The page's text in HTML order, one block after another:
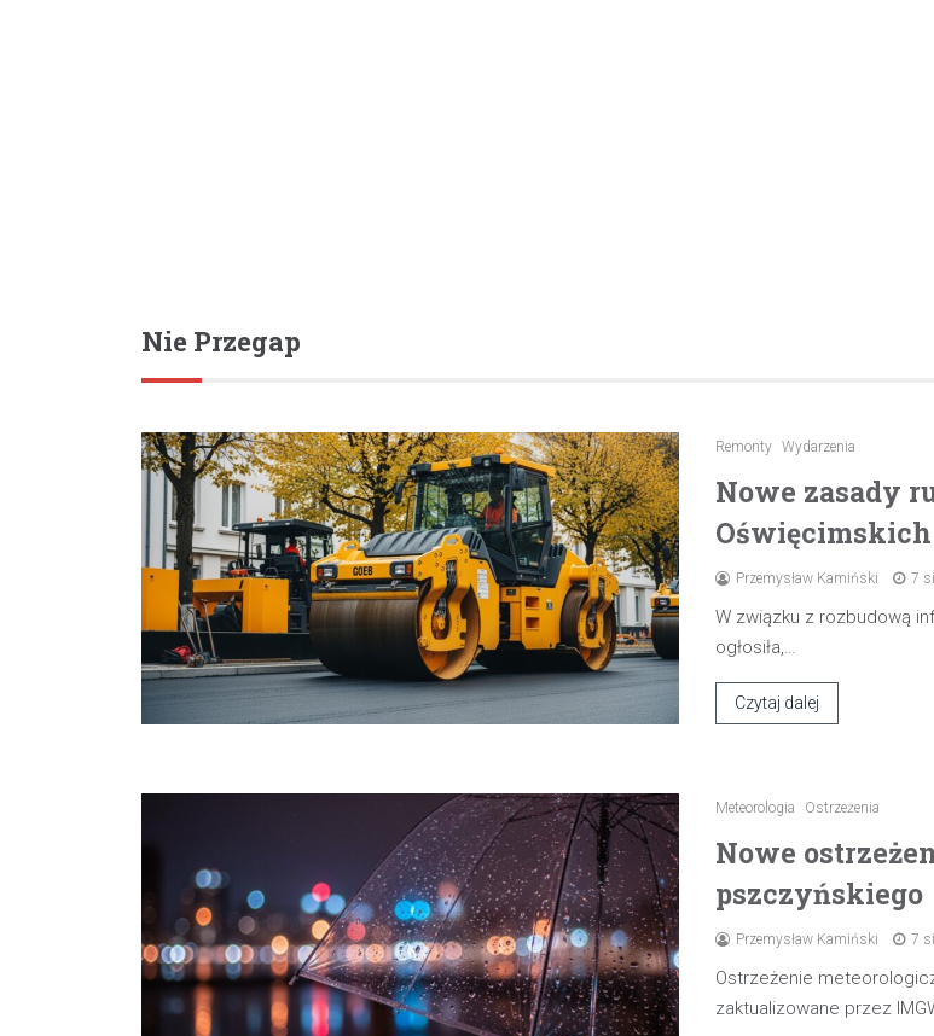
Nie Przegap
Remonty Wydarzenia
Nowe zasady
Przemysław Kamiński 7
W związku z rozbudową
ogłosiła,…
Czytaj dalej
Meteorologia Ostrzeżenia
Nowe
pszczyńskiego
Przemysław Kamiński 7
Ostrzeżenie
zaktualizowane przez